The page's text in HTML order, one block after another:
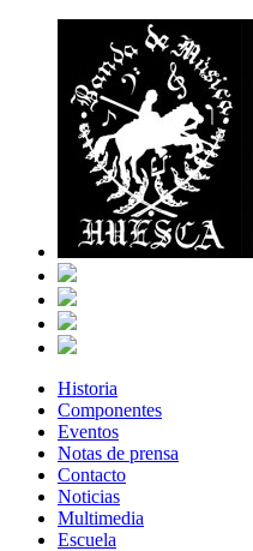
Historia
Componentes
Eventos
Notas de prensa
Contacto
Noticias
Multimedia
Escuela